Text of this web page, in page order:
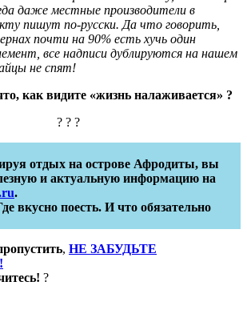
даже местные производители в
пишут по-русски. Да что говорить,
почти на 90% есть хучь один
все надписи дублируются на нашем
не спят!
как видите «жизнь налаживается» ?
? ? ?
отдых на острове Афродиты, вы
и актуальную информацию на
.
вкусно поесть. И что обязательно
, НЕ ЗАБУДЬТЕ
?